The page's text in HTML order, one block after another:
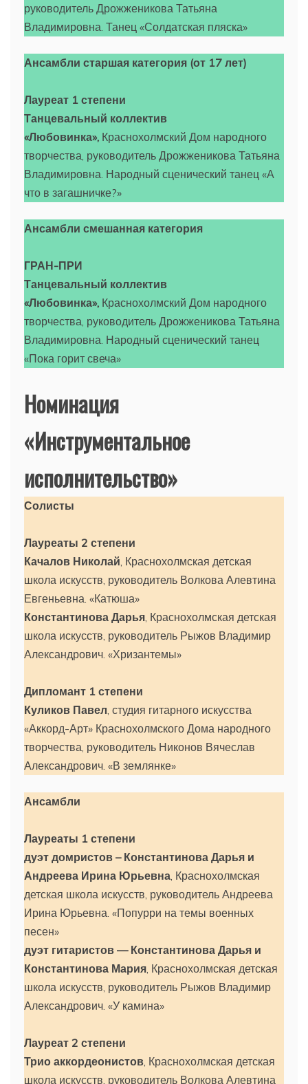
руководитель Дрожженикова Татьяна
Владимировна. Танец «Солдатская пляска»
Ансамбли старшая категория (от 17 лет)
Лауреат 1 степени
Танцевальный коллектив
«Любовинка», Краснохолмский Дом народного
творчества, руководитель Дрожженикова Татьяна
Владимировна. Народный сценический танец «А
что в загашничке?»
Ансамбли смешанная категория
ГРАН-ПРИ
Танцевальный коллектив
«Любовинка», Краснохолмский Дом народного
творчества, руководитель Дрожженикова Татьяна
Владимировна. Народный сценический танец
«Пока горит свеча»
Номинация
«Инструментальное
исполнительство»
Солисты
Лауреаты 2 степени
Качалов Николай , Краснохолмская детская
школа искусств, руководитель Волкова Алевтина
Евгеньевна. «Катюша»
Константинова Дарья , Краснохолмская детская
школа искусств, руководитель Рыжов Владимир
Александрович. «Хризантемы»
Дипломант 1 степени
Куликов Павел , студия гитарного искусства
«Аккорд-Арт» Краснохолмского Дома народного
творчества, руководитель Никонов Вячеслав
Александрович. «В землянке»
Ансамбли
Лауреаты 1 степени
дуэт домристов – Константинова Дарья и
Андреева Ирина Юрьевна , Краснохолмская
детская школа искусств, руководитель Андреева
Ирина Юрьевна. «Попурри на темы военных
песен»
дуэт гитаристов — Константинова Дарья и
Константинова Мария , Краснохолмская детская
школа искусств, руководитель Рыжов Владимир
Александрович. «У камина»
Лауреат 2 степени
Трио аккордеонистов , Краснохолмская детская
школа искусств, руководитель Волкова Алевтина